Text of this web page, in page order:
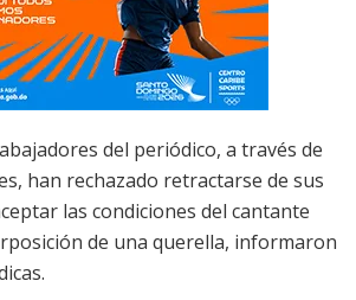
del periódico, a través de
han rechazado retractarse de sus
las condiciones del cantante
de una querella, informaron